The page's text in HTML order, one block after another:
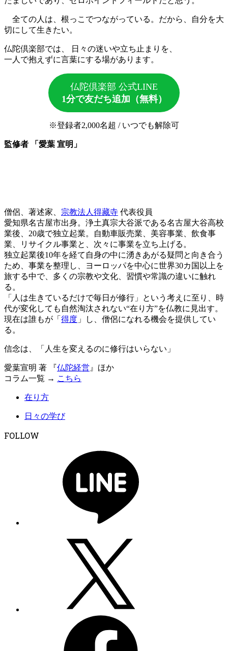
全ての人は、根っこでつながっている。だから、自分を大
切にして生きたい。
仏陀倶楽部では、 日々の迷いや立ち止まりを、
一人で抱えずに言葉にする場があります。
仏陀倶楽部 公式LINE
1分で友だち追加（無料）
※登録者2,000名超 / いつでも解除可
監修者 「愛葉 宣明」
僧侶、著述家、 宗教法人得藏寺 代表役員
愛知県名古屋市出身。浄土真宗大谷派である名古屋大谷高校
業後、20歳で独立起業。自動車販売業、美容事業、飲食事
業、リサイクル事業と、次々に事業を立ち上げる。
独立起業後10年を経て自身の中に湧きあがる疑問と向き合う
ため、事業を整理し、ヨーロッパを中心に世界30カ国以上を
旅する中で、多くの宗教や文化、習慣や常識の違いに触れ
る。
「人は生きているだけで毎日が修行」という考えに至り、時
代が変化しても自然淘汰されない“在り方”を仏教に見出す。
現在は誰もが「 得度 」し、僧侶になれる機会を提供してい
る。
信念は、「人生を変えるのに修行はいらない」
愛葉宣明 著 『仏陀経営 』ほか
コラム一覧 → こちら
在り方
日々の学び
FOLLOW